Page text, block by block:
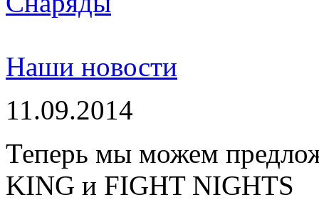
Наши новости
11.09.2014
Теперь мы можем
KING и FIGHT NIGHTS